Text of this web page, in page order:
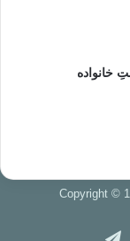
خانواده
Copyright ©